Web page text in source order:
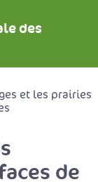
des
et les prairies
de